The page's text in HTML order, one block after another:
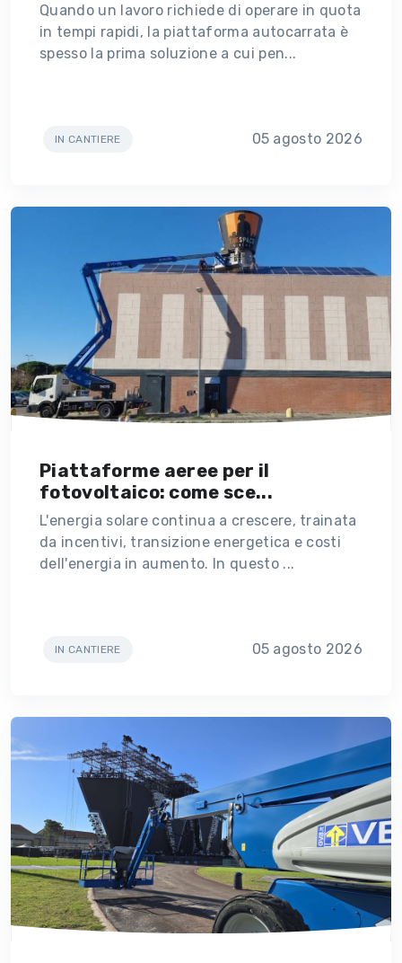
Quando un lavoro richiede di operare in quota
in tempi rapidi, la piattaforma autocarrata è
spesso la prima soluzione a cui pen...
IN CANTIERE 05 agosto 2026
Piattaforme aeree per il
fotovoltaico: come sce...
L'energia solare continua a crescere, trainata
da incentivi, transizione energetica e costi
dell'energia in aumento. In questo ...
IN CANTIERE 05 agosto 2026